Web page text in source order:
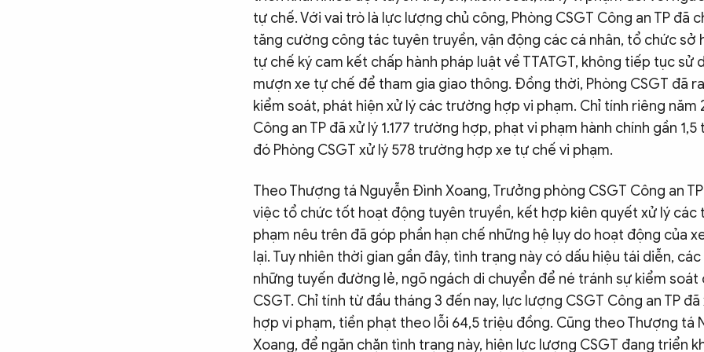
tự chế. Với vai trò là lực lượng chủ công, Phòng CSGT Công an TP đã
tăng cường công tác tuyên truyền, vận động các cá nhân, tổ chức sở
tự chế ký cam kết chấp hành pháp luật về TTATGT, không tiếp tục sử
mượn xe tự chế để tham gia giao thông. Đồng thời, Phòng CSGT đã
kiểm soát, phát hiện xử lý các trường hợp vi phạm. Chỉ tính riêng năm
Công an TP đã xử lý 1.177 trường hợp, phạt vi phạm hành chính gần
đó Phòng CSGT xử lý 578 trường hợp xe tự chế vi phạm.
Theo Thượng tá Nguyễn Đình Xoang, Trưởng phòng CSGT Công an
việc tổ chức tốt hoạt động tuyên truyền, kết hợp kiên quyết xử lý các
phạm nêu trên đã góp phần hạn chế những hệ lụy do hoạt động của
lại. Tuy nhiên thời gian gần đây, tình trạng này có dấu hiệu tái diễn,
những tuyến đường lẻ, ngõ ngách di chuyển để né tránh sự kiểm
CSGT. Chỉ tính từ đầu tháng 3 đến nay, lực lượng CSGT Công an TP
hợp vi phạm, tiền phạt theo lỗi 64,5 triệu đồng. Cũng theo Thượng tá
Xoang, để ngăn chặn tình trạng này, hiện lực lượng CSGT đang triển